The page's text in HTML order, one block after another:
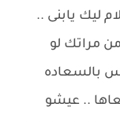
ليك يابنى ..
مراتك لو
بالسعاده
.. عيشو